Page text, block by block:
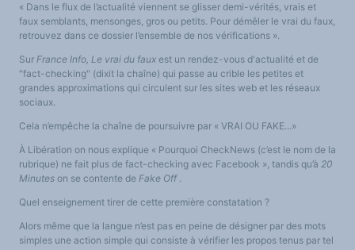
« Dans le flux de l’actualité viennent se glisser demi-vérités, vrais et
faux semblants, mensonges, gros ou petits. Pour démêler le vrai du faux,
retrouvez dans ce dossier l’ensemble de nos vérifications ».
Sur France Info, Le vrai du faux est un rendez-vous d'actualité et de
"fact-checking" (dixit la chaîne) qui passe au crible les petites et
grandes approximations qui circulent sur les sites web et les réseaux
sociaux.
Cela n’empêche la chaîne de poursuivre par « VRAI OU FAKE...»
À Libération on nous explique « Pourquoi CheckNews (c’est le nom de la
rubrique) ne fait plus de fact-checking avec Facebook », tandis qu’à 20
Minutes on se contente de Fake Off.
Quel enseignement tirer de cette première constatation ?
Alors même que la langue n’est pas en peine de désigner par des mots
simples une action simple qui consiste à vérifier les propos tenus par tel